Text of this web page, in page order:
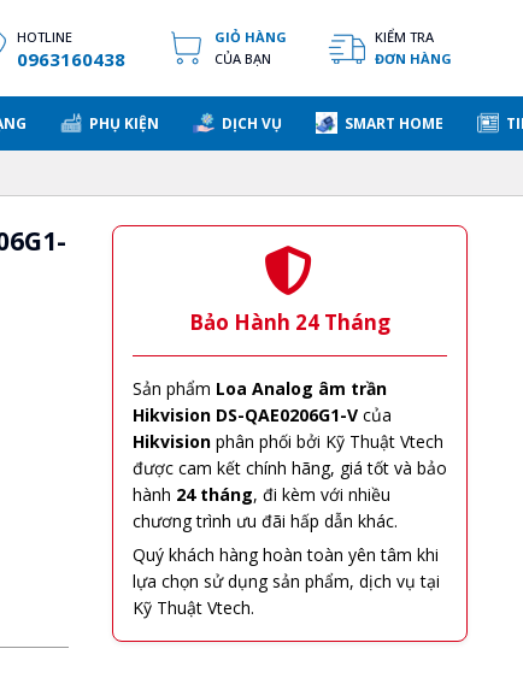
HOTLINE
0963160438
GIỎ HÀNG
CỦA BẠN
KIỂM TRA
ĐƠN HÀNG
PHỤ KIỆN DỊCH VỤ SMART HOME
Bảo Hành 24 Tháng
Sản phẩm Loa Analog âm trần
Hikvision DS-QAE0206G1-V của
Hikvision phân phối bởi Kỹ Thuật Vtech
được cam kết chính hãng, giá tốt và bảo
hành 24 tháng, đi kèm với nhiều
chương trình ưu đãi hấp dẫn khác.
Quý khách hàng hoàn toàn yên tâm khi
lựa chọn sử dụng sản phẩm, dịch vụ tại
Kỹ Thuật Vtech.